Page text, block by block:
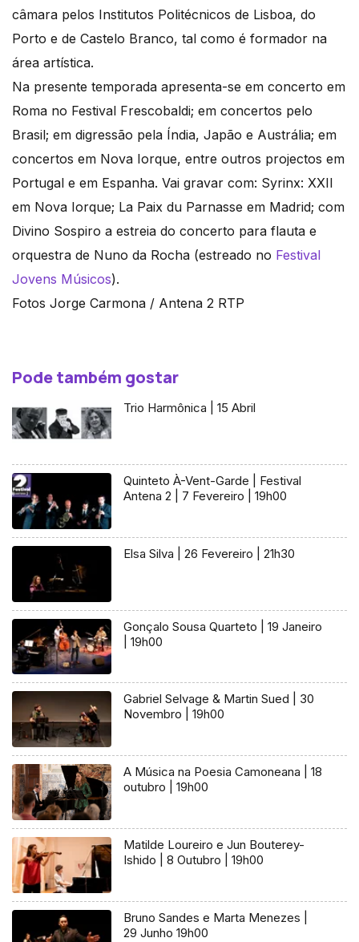
câmara pelos Institutos Politécnicos de Lisboa, do
Porto e de Castelo Branco, tal como é formador na
área artística.
Na presente temporada apresenta-se em concerto em
Roma no Festival Frescobaldi; em concertos pelo
Brasil; em digressão pela Índia, Japão e Austrália; em
concertos em Nova Iorque, entre outros projectos em
Portugal e em Espanha. Vai gravar com: Syrinx: XXII
em Nova Iorque; La Paix du Parnasse em Madrid; com
Divino Sospiro a estreia do concerto para flauta e
orquestra de Nuno da Rocha (estreado no Festival
Jovens Músicos).
Fotos Jorge Carmona / Antena 2 RTP
Pode também gostar
Trio Harmônica | 15 Abril
Quinteto À-Vent-Garde | Festival
Antena 2 | 7 Fevereiro | 19h00
Elsa Silva | 26 Fevereiro | 21h30
Gonçalo Sousa Quarteto | 19 Janeiro
| 19h00
Gabriel Selvage & Martin Sued | 30
Novembro | 19h00
A Música na Poesia Camoneana | 18
outubro | 19h00
Matilde Loureiro e Jun Bouterey-
Ishido | 8 Outubro | 19h00
Bruno Sandes e Marta Menezes |
29 Junho 19h00